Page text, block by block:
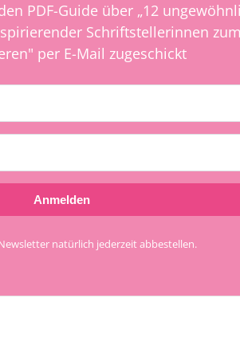
PDF-Guide über „12
Schriftstellerinnen zum
per E-Mail zugeschickt
Anmelden
natürlich jederzeit abbestellen.